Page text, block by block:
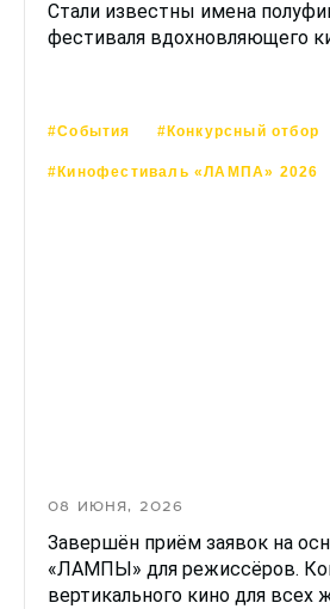
Стали известны имена
фестиваля вдохновляющего
#События #Конкурсный отбор
#Кинофестиваль «ЛАМПА» 2026
08 ИЮНЯ, 2026
Завершён приём заявок на
«ЛАМПЫ» для режиссёров.
вертикального кино для всех